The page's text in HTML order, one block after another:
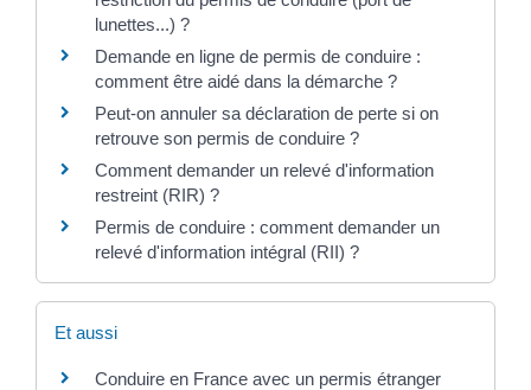
lunettes...) ?
Demande en ligne de permis de conduire :
comment être aidé dans la démarche ?
Peut-on annuler sa déclaration de perte si on
retrouve son permis de conduire ?
Comment demander un relevé d'information
restreint (RIR) ?
Permis de conduire : comment demander un
relevé d'information intégral (RII) ?
Et aussi
Conduire en France avec un permis étranger